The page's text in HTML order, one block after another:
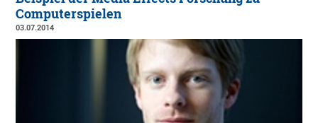
Computerspielen
03.07.2014